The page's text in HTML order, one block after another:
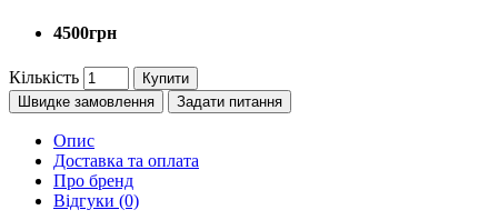
4500грн
Кількість
Купити
Швидке замовлення
Задати питання
Опис
Доставка та оплата
Про бренд
Відгуки (0)